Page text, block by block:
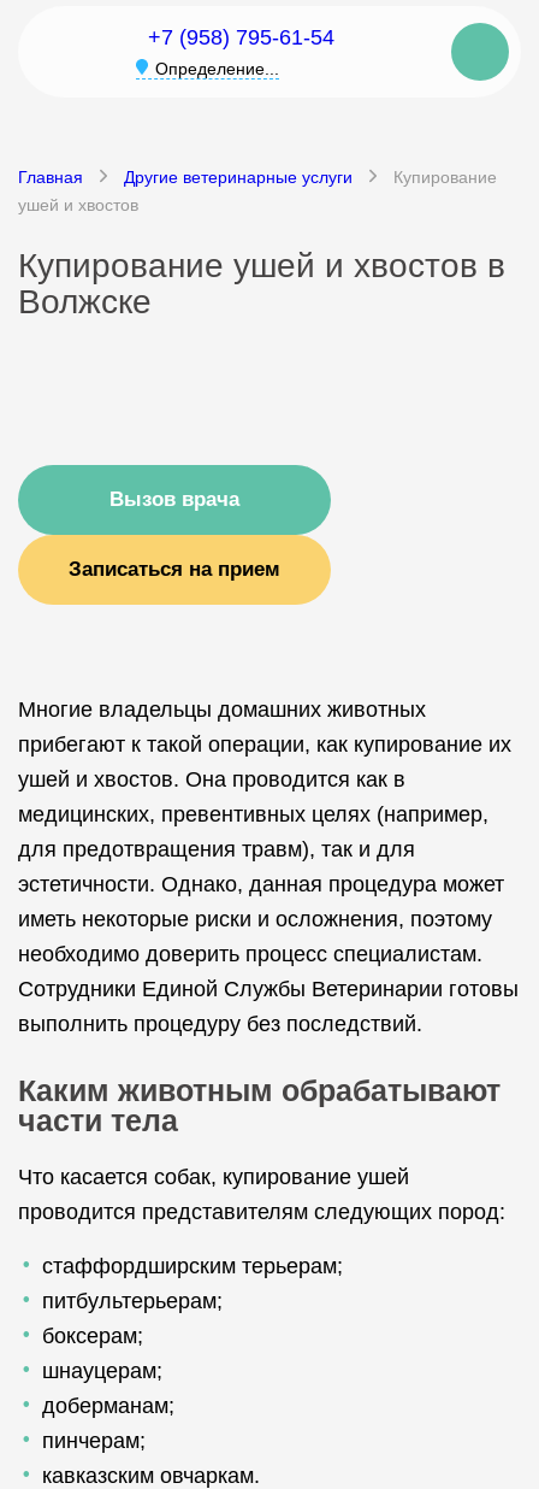
+7 (958) 795-61-54
Определение...
Главная Другие ветеринарные услуги
Купирование
ушей и хвостов
Купирование ушей и хвостов в
Волжске
Вызов врача
Записаться на прием
Многие владельцы домашних животных
прибегают к такой операции, как купирование их
ушей и хвостов. Она проводится как в
медицинских, превентивных целях (например,
для предотвращения травм), так и для
эстетичности. Однако, данная процедура может
иметь некоторые риски и осложнения, поэтому
необходимо доверить процесс специалистам.
Сотрудники Единой Службы Ветеринарии готовы
выполнить процедуру без последствий.
Каким животным обрабатывают
части тела
Что касается собак, купирование ушей
проводится представителям следующих пород:
стаффордширским терьерам;
питбультерьерам;
боксерам;
шнауцерам;
доберманам;
пинчерам;
кавказским овчаркам.